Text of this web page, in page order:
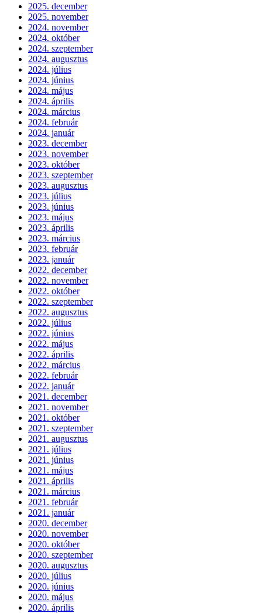
2025. december
2025. november
2024. november
2024. október
2024. szeptember
2024. augusztus
2024. július
2024. június
2024. május
2024. április
2024. március
2024. február
2024. január
2023. december
2023. november
2023. október
2023. szeptember
2023. augusztus
2023. július
2023. június
2023. május
2023. április
2023. március
2023. február
2023. január
2022. december
2022. november
2022. október
2022. szeptember
2022. augusztus
2022. július
2022. június
2022. május
2022. április
2022. március
2022. február
2022. január
2021. december
2021. november
2021. október
2021. szeptember
2021. augusztus
2021. július
2021. június
2021. május
2021. április
2021. március
2021. február
2021. január
2020. december
2020. november
2020. október
2020. szeptember
2020. augusztus
2020. július
2020. június
2020. május
2020. április